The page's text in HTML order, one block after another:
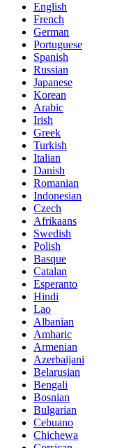
English
French
German
Portuguese
Spanish
Russian
Japanese
Korean
Arabic
Irish
Greek
Turkish
Italian
Danish
Romanian
Indonesian
Czech
Afrikaans
Swedish
Polish
Basque
Catalan
Esperanto
Hindi
Lao
Albanian
Amharic
Armenian
Azerbaijani
Belarusian
Bengali
Bosnian
Bulgarian
Cebuano
Chichewa